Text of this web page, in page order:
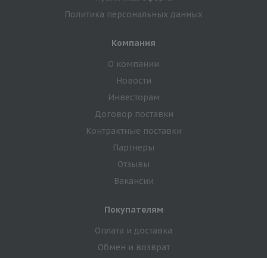
Политика персональных данных
Компания
О компании
Новости
Инвесторам
Договор поставки
Контрактные поставки
Партнеры
Отзывы
Вакансии
Покупателям
Оплата и доставка
Обмен и возврат